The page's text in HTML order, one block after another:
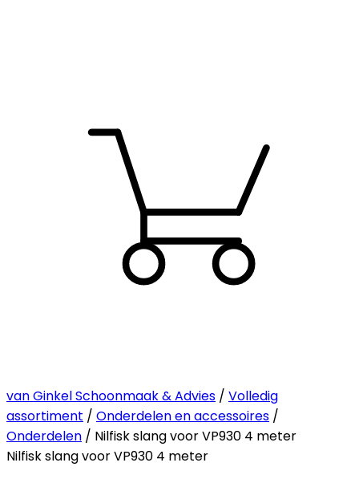
van Ginkel Schoonmaak & Advies / Volledig
assortiment / Onderdelen en accessoires /
Onderdelen / Nilfisk slang voor VP930 4 meter
Nilfisk slang voor VP930 4 meter